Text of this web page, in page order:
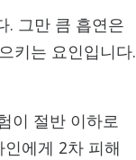
. 그만 큼 흡연은
키는 요인입니다.
이 절반 이하로
에게 2차 피해